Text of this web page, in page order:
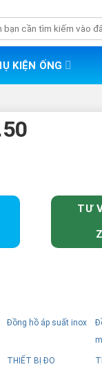
KIỆN ỐNG
Đồng hồ áp suất inox
THIẾT BỊ ĐO
TƯ